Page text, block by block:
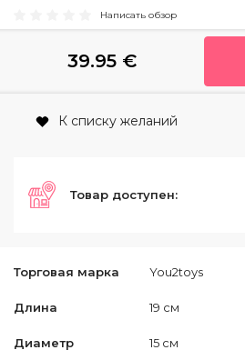
Написать обзор
Торговая марка You2toys
Длина 19 см
Диаметр 15 см
39.95€
К списку желаний
Товар доступен: